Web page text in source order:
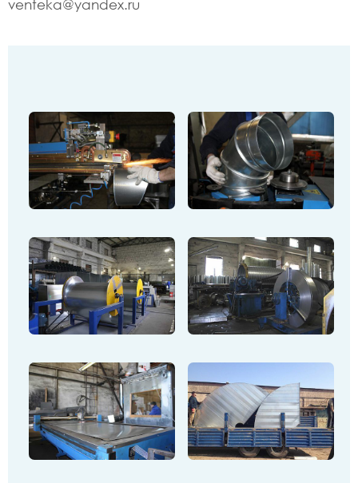
venteka@yandex.ru